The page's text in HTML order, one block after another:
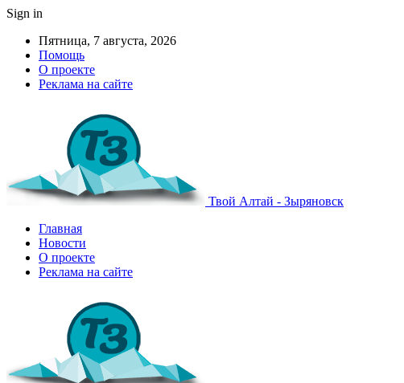
Sign in
Пятница, 7 августа, 2026
Помощь
О проекте
Реклама на сайте
Твой Алтай - Зыряновск
Главная
Новости
О проекте
Реклама на сайте